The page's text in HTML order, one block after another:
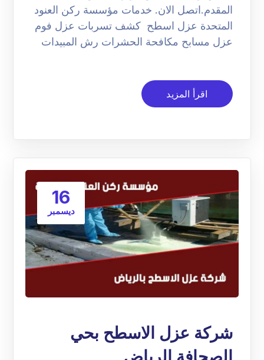
المقدم.اتصل الان. خدمات مؤسسة ركن العنود
المتحدة عزل اسطح كشف تسربات عزل فوم
عزل مسابح مكافحة الحشرات رش المبيدات
اقرأ المزيد
16
ديسمبر
شركة عزل الاسطح بحي